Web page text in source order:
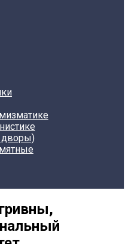
дворы)